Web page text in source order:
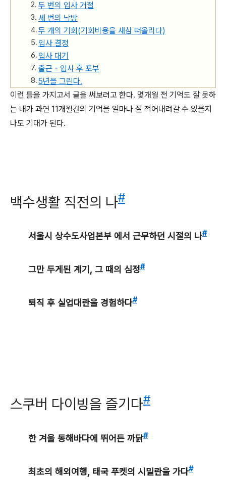
두 번의 입사 거절
세 번의 낙방
두 개의 기회(기회비용을 새삼 떠올리다)
입사 결정
입사 대기
출근 - 입사 후 포부
5년을 그린다.
이런 틀을 가지고서 글을 써보려고 한다. 몇개월 전 기억도 잘 못하
는 내가 과연 11개월간의 기억을 얼마나 잘 적어내려갈 수 있을지
나도 기대가 된다.
백수생활 직전의 나#
서울시 상수도사업본부 에서 근무하던 시절의 나#
그만 두게된 계기, 그 때의 심정#
퇴직 후 실업대란을 경험하다#
스쿠버 다이빙을 즐기다#
한 겨울 동해바다에 뛰어든 까닭#
최초의 해외여행, 태국 푸켓의 시밀란을 가다#